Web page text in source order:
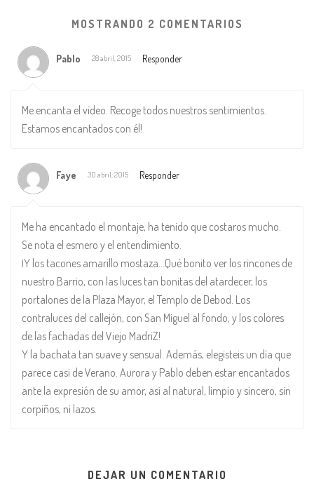
MOSTRANDO 2 COMENTARIOS
Pablo 28 abril, 2015 Responder
Me encanta el vídeo. Recoge todos nuestros sentimientos.
Estamos encantados con él!
Faye 30 abril, 2015 Responder
Me ha encantado el montaje, ha tenido que costaros mucho.
Se nota el esmero y el entendimiento.
¡Y los tacones amarillo mostaza…Qué bonito ver los rincones de
nuestro Barrio, con las luces tan bonitas del atardecer, los
portalones de la Plaza Mayor, el Templo de Debod. Los
contraluces del callejón, con San Miguel al fondo, y los colores
de las fachadas del Viejo MadriZ!
Y la bachata tan suave y sensual. Además, elegisteis un día que
parece casi de Verano. Aurora y Pablo deben estar encantados
ante la expresión de su amor, así al natural, limpio y sincero, sin
corpiños, ni lazos.
DEJAR UN COMENTARIO